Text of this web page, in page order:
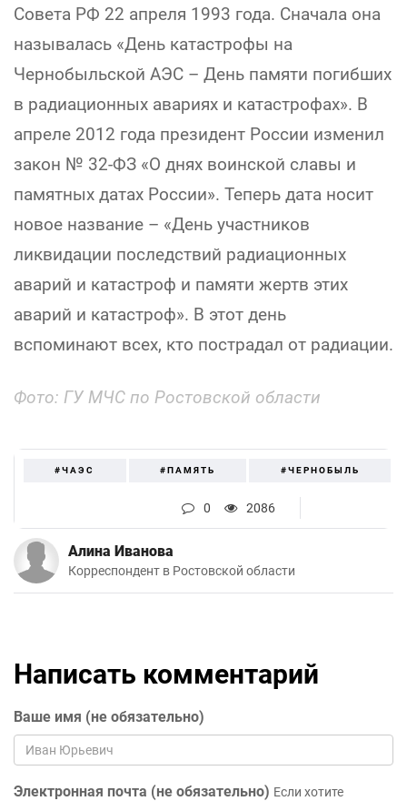
Совета РФ 22 апреля 1993 года. Сначала она
называлась «День катастрофы на
Чернобыльской АЭС – День памяти погибших
в радиационных авариях и катастрофах». В
апреле 2012 года президент России изменил
закон № 32-ФЗ «О днях воинской славы и
памятных датах России». Теперь дата носит
новое название – «День участников
ликвидации последствий радиационных
аварий и катастроф и памяти жертв этих
аварий и катастроф». В этот день
вспоминают всех, кто пострадал от радиации.
Фото: ГУ МЧС по Ростовской области
#ЧАЭС #ПАМЯТЬ #ЧЕРНОБЫЛЬ
0 2086
Алина Иванова
Корреспондент в Ростовской области
Написать комментарий
Ваше имя (не обязательно)
Электронная почта (не обязательно) Если хотите